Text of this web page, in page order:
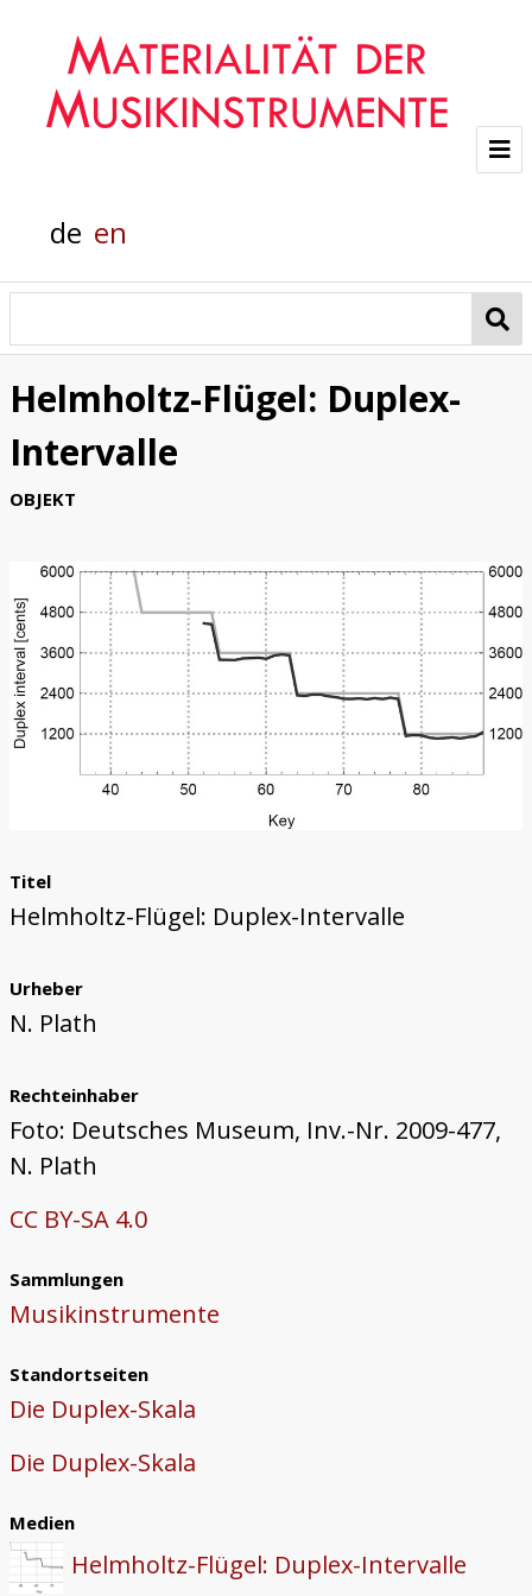
Helmholtz-Flügel
Trautonium
de en
Helmholtz-Flügel: Duplex-
Intervalle
OBJEKT
Titel
Helmholtz-Flügel: Duplex-Intervalle
Urheber
N. Plath
Rechteinhaber
Foto: Deutsches Museum, Inv.-Nr. 2009-477,
N. Plath
CC BY-SA 4.0
Sammlungen
Musikinstrumente
Standortseiten
Die Duplex-Skala
Die Duplex-Skala
Medien
Helmholtz-Flügel: Duplex-Intervalle